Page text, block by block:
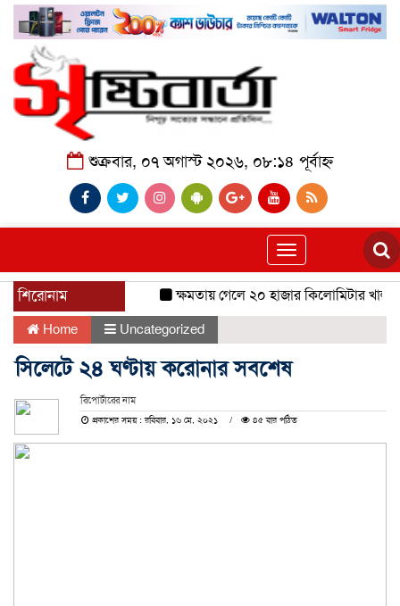
শুক্রবার, ০৭ অগাস্ট ২০২৬, ০৮:১৪ পূর্বাহ্ন
Toggle
navigation
শিরোনাম ক্ষমতায় গেলে ২০ হাজার কিলোমিটার খাল
Home Uncategorized
সিলেটে ২৪ ঘণ্টায় করোনার সবশেষ
রিপোর্টারের নাম
প্রকাশের সময় : রবিবার, ১৬ মে, ২০২১
৪৫ বার পঠিত